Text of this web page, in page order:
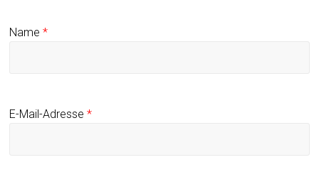
Name*
E-Mail-Adresse*